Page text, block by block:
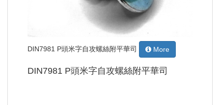
DIN7981 P頭米字自攻螺絲附平華司 More
DIN7981 P頭米字自攻螺絲附平華司